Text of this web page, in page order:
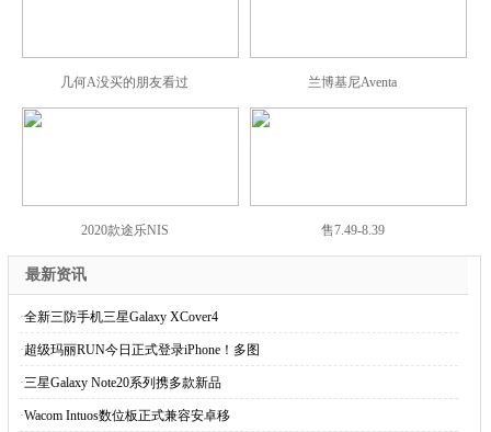
几何A没买的朋友看过 兰博基尼Aventa
2020款途乐NIS 售7.49-8.39
最新资讯
·全新三防手机三星Galaxy XCover4
·超级玛丽RUN今日正式登录iPhone！多图
·三星Galaxy Note20系列携多款新品
·Wacom Intuos数位板正式兼容安卓移